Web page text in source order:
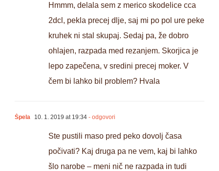
Hmmm, delala sem z merico skodelice cca
2dcl, pekla precej dlje, saj mi po pol ure peke
kruhek ni stal skupaj. Sedaj pa, že dobro
ohlajen, razpada med rezanjem. Skorjica je
lepo zapečena, v sredini precej moker. V
čem bi lahko bil problem? Hvala
Špela 10. 1. 2019 at 19:34 - odgovori
Ste pustili maso pred peko dovolj časa
počivati? Kaj druga pa ne vem, kaj bi lahko
šlo narobe – meni nič ne razpada in tudi